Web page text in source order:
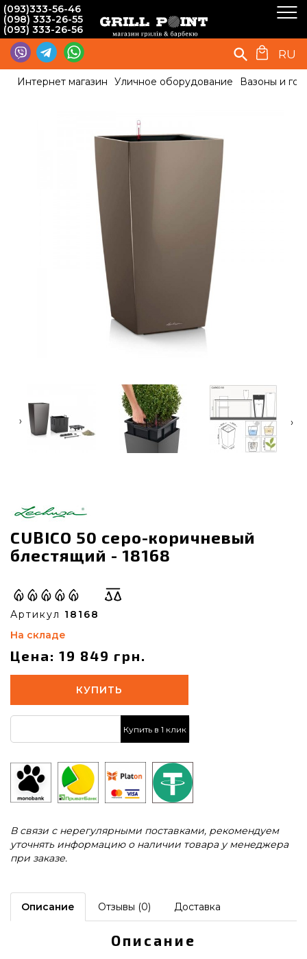
(093)333-56-46
(098) 333-26-55
(093) 333-26-56
RU
Интернет магазин Уличное оборудование Вазоны и
‹ ›
CUBICO 50 серо-коричневый
блестящий - 18168
Артикул 18168
На складе
Цена: 19 849 грн.
КУПИТЬ
Купить в 1 клик
В связи с нерегулярными поставками, рекомендуем
уточнять информацию о наличии товара у менеджера
при заказе.
Описание Отзывы (0) Доставка
Описание